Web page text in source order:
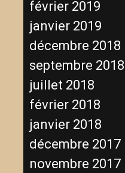
février 2019
janvier 2019
décembre 2018
septembre 2018
juillet 2018
février 2018
janvier 2018
décembre 2017
novembre 2017